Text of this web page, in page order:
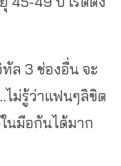
ล 3 ช่องอื่น จะ
ม่รู้ว่าแฟนๆลิขิต
นมือกันได้มาก